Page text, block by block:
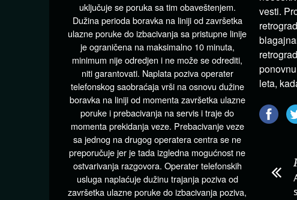
vesti.
leta,
uključuje se poruka sa tim obaveštenjem.
Dužina perioda boravka na liniji od završetka
ulazne poruke do izbacivanja sa pristupne linije
je ograničena na maksimalno 10 minuta,
minimum nije odredjen i ne može se odrediti,
niti garantovati. Naplata poziva operater
telefonskog saobraćaja vrši na osnovu dužine
boravka na liniji od momenta završetka ulazne
poruke i prebacivanja na servis i traje do
momenta prekidanja veze. Prebacivanje veze
sa jednog na drugog operatera centra se ne
preporučuje jer je tada izgledna mogućnost ne
ostvarivanja razgovora. Operater telefonskih
usluga naplaćuje dužinu trajanja poziva od
završetka ulazne poruke do izbacivanja poziva,